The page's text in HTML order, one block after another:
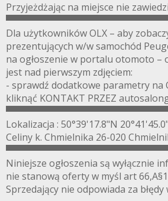
Przyjeżdżając na miejsce nie
Dla użytkowników OLX – aby
prezentujących w/w samochód
na ogłoszenie w portalu otomoto –
jest nad pierwszym zdjęciem:
- sprawdź dodatkowe parametry na
kliknąć KONTAKT PRZEZ
Lokalizacja : 50°39'17.8"N
Celiny k. Chmielnika 26-020
Niniejsze ogłoszenia są wyłącznie
nie stanową oferty w myśl art
Sprzedający nie odpowiada za błędy